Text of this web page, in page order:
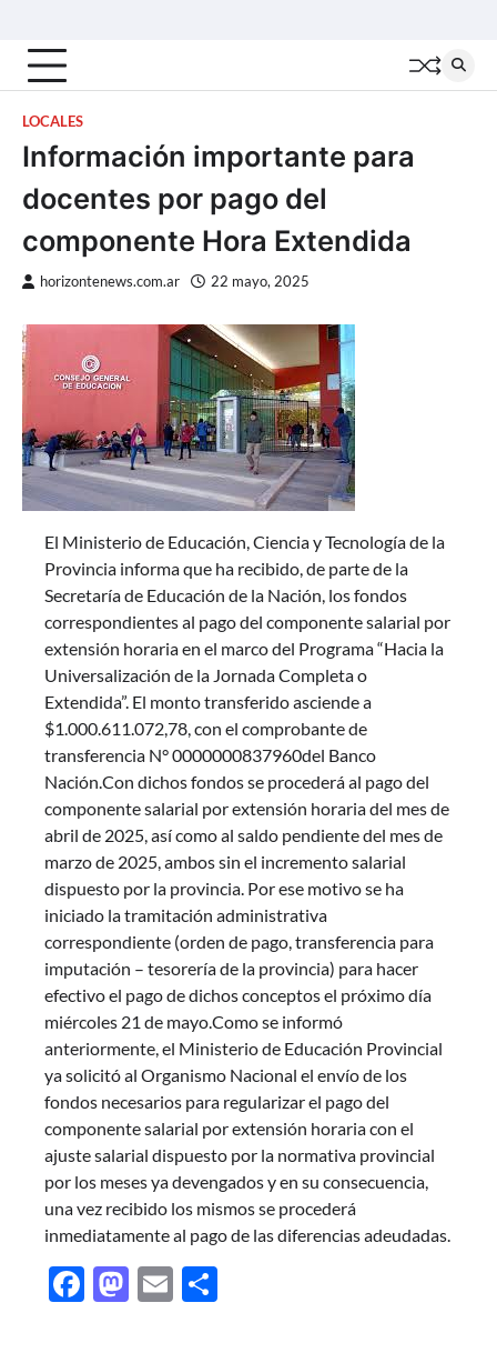
content
LOCALES
Información importante para
docentes por pago del
componente Hora Extendida
horizontenews.com.ar 22 mayo, 2025
El Ministerio de Educación, Ciencia y Tecnología de la
Provincia informa que ha recibido, de parte de la
Secretaría de Educación de la Nación, los fondos
correspondientes al pago del componente salarial por
extensión horaria en el marco del Programa “Hacia la
Universalización de la Jornada Completa o
Extendida”. El monto transferido asciende a
$1.000.611.072,78, con el comprobante de
transferencia N° 0000000837960del Banco
Nación.Con dichos fondos se procederá al pago del
componente salarial por extensión horaria del mes de
abril de 2025, así como al saldo pendiente del mes de
marzo de 2025, ambos sin el incremento salarial
dispuesto por la provincia. Por ese motivo se ha
iniciado la tramitación administrativa
correspondiente (orden de pago, transferencia para
imputación – tesorería de la provincia) para hacer
efectivo el pago de dichos conceptos el próximo día
miércoles 21 de mayo.Como se informó
anteriormente, el Ministerio de Educación Provincial
ya solicitó al Organismo Nacional el envío de los
fondos necesarios para regularizar el pago del
componente salarial por extensión horaria con el
ajuste salarial dispuesto por la normativa provincial
por los meses ya devengados y en su consecuencia,
una vez recibido los mismos se procederá
inmediatamente al pago de las diferencias adeudadas.
Facebook
Mastodon
Email